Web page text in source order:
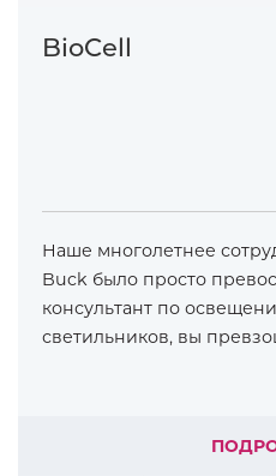
BioCell
Наше многолетнее
Buck было просто
консультант по
светильников, вы